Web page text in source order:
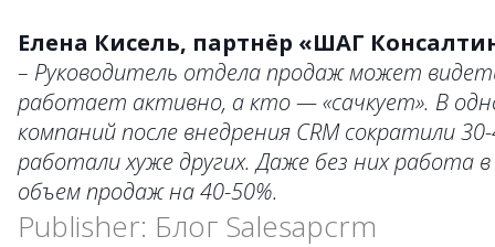
Елена Кисель, партнёр «ШАГ
– Руководитель отдела продаж может
работает активно, а кто — «сачкует». В
компаний после внедрения CRM сократили
работали хуже других. Даже без них работа
объем продаж на 40-50%.
Publisher: Блог Salesapcrm